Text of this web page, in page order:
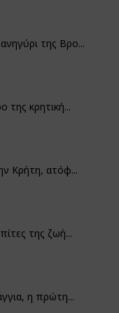
της Βρο...
της κρητική...
Κρήτη, ατόφ...
της ζωή...
η πρώτη...